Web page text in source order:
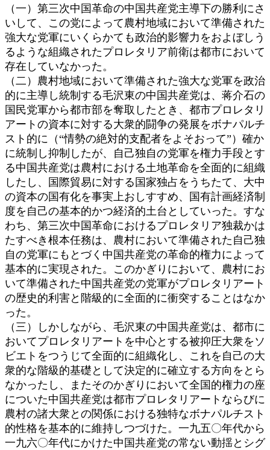
（一）第三次中国革命の中国共産党主導下の勝利にさ
いして、この党によって農村地域において準備された
強大な党軍にいくらかても政治的影響力をおよぼしう
るような組織されたプロレタリア前衛は都市において
存在していなかった。
（二）農村地域において準備された強大な党軍を政治
的に主導し統制する毛沢東の中国共産党は、蒋介石の
国民党軍から都市部を奪取したとき、都市プロレタリ
アートの資本に対する大衆的闘争の発展をボナパルチ
スト的に（“情勢の絶対的支配者をよそおって”）確か
に統制し抑制したが、自己独自の党軍を権力手段とす
る中国共産党は農村における土地革命を全面的に組織
したし、国際貿易に対する国家独占をうちたて、大中
の資本の国有化を事実上おしすすめ、国有計画経済制
度を自己の基本的かつ経済的土台としていった。すな
わち、第三次中国革命におけるプロレタリア独裁かは
たすべき根本任務は、農村において準備された自己独
自の党軍にもとづく中国共産党の革命的権力によって
基本的に実現された。このかぎりにおいて、農村にお
いて準備された中国共産党の党軍がプロレタリアート
の歴史的利害と階級的に全面的に衝突することはなか
った。
（三）しかしながら、毛沢東の中国共産党は、都市に
おいてプロレタリアートを中心とする被抑圧大衆をソ
ビエトをつうじて全面的に組織化し、これを自己の大
衆的な階級的基礎として決定的に確立する方向をとら
なかったし、またそのかぎりにおいて全国的権力の座
についた中国共産党は都市プロレタリアートならびに
農村の諸大衆との関係における独特なボナパルチスト
的性格を基本的に維持しつづけた。一九五〇年代から
一九六〇年代にかけた中国共産党の常ない動揺とシグ